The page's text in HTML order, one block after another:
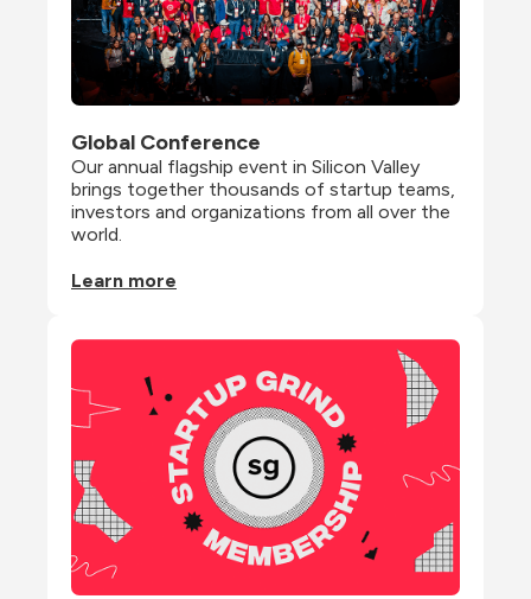
Global Conference
Our annual flagship event in Silicon Valley
brings together thousands of startup teams,
investors and organizations from all over the
world.
Learn more